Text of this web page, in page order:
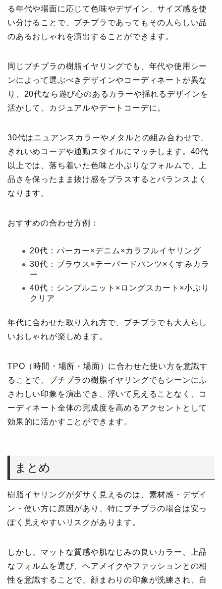
る年代や場面に応じて色味やデザイン、サイズ感を使
い分けることで、プチプラであってもその人らしい品
のあるおしゃれを演出することができます。
同じプチプラの樹脂イヤリングでも、年代や使用シー
ンによって選ぶべきデザインやコーディネートが異な
り、20代なら遊び心のあるカラーや揺れるデザインを
活かして、カジュアルやデートコーデに。
30代はニュアンスカラーやメタルとの組み合わせで、
きれいめコーデや通勤スタイルにマッチします。40代
以上では、落ち着いた色味と小ぶりなフォルムで、上
品さを保ったまま抜け感をプラスするとバランスよく
なります。
おすすめの合わせ方例：
20代：パーカー×デニム×カラフルイヤリング
30代：ブラウス×テーパードパンツ×くすみカラ
ー
40代：シンプルニット×ロングスカート×小ぶり
クリア
年代に合わせた取り入れ方で、プチプラでも大人らし
いおしゃれが楽しめます。
TPO（時間・場所・場面）に合わせた使い方を意識す
ることで、プチプラの樹脂イヤリングでもシーンにふ
さわしい印象を演出でき、浮いて見えることなく、コ
ーディネート全体の完成度を高めるアクセントとして
効果的に活かすことができます。
まとめ
樹脂イヤリングがダサく見えるのは、素材感・デザイ
ン・使い方に原因があり、特にプチプラの場合は安っ
ぽく見えやすいリスクがあります。
しかし、マットな質感や肌なじみの良いカラー、上品
なフォルムを選び、ヘアメイクやファッションとの相
性を意識することで、顔まわりの印象が洗練され、自